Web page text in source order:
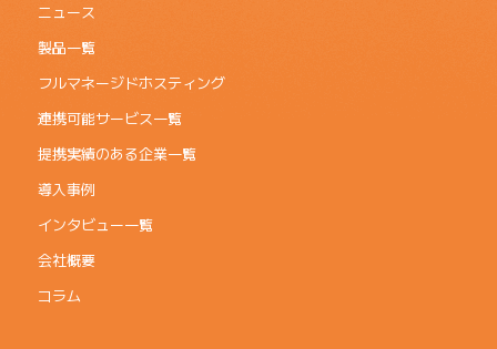
ニュース
製品一覧
フルマネージドホスティング
連携可能サービス一覧
提携実績のある企業一覧
導入事例
インタビュー一覧
会社概要
コラム